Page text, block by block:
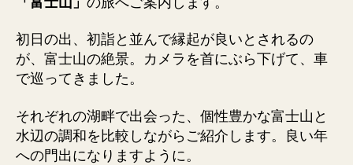
畔
巡
り
へ
初日の出、初詣と並んで縁起が良いとされるの
が、富士山の絶景。カメラを首にぶら下げて、車
で巡ってきました。
それぞれの湖畔で出会った、個性豊かな富士山と
水辺の調和を比較しながらご紹介します。良い年
への門出になりますように。